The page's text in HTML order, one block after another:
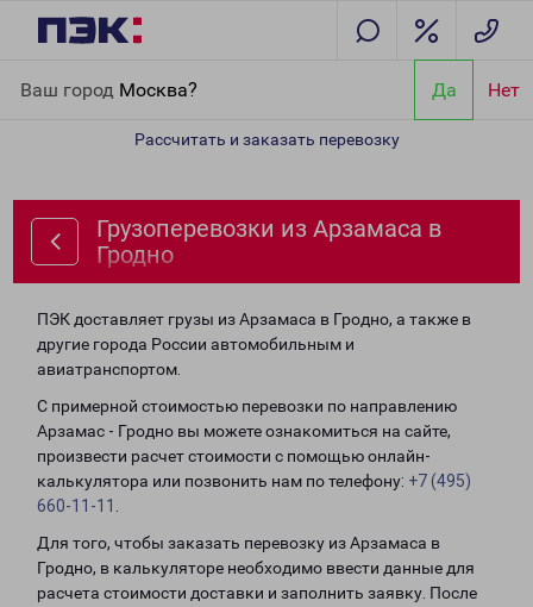
Ваш город Москва? Да Нет
Рассчитать и заказать перевозку
Грузоперевозки из Арзамаса в
Гродно
ПЭК доставляет грузы из Арзамаса в Гродно, а также в
другие города России автомобильным и
авиатранспортом.
С примерной стоимостью перевозки по направлению
Арзамас - Гродно вы можете ознакомиться на сайте,
произвести расчет стоимости с помощью онлайн-
калькулятора или позвонить нам по телефону: +7 (495)
660-11-11
Для того, чтобы заказать перевозку из Арзамаса в
Гродно, в калькуляторе необходимо ввести данные для
расчета стоимости доставки и заполнить заявку. После